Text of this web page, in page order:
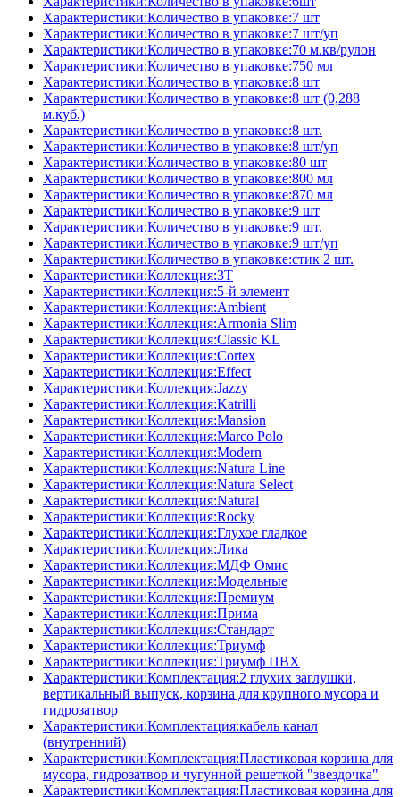
Характеристики:Количество в упаковке:7 шт
Характеристики:Количество в упаковке:7 шт/уп
Характеристики:Количество в упаковке:70 м.кв/рулон
Характеристики:Количество в упаковке:750 мл
Характеристики:Количество в упаковке:8 шт
Характеристики:Количество в упаковке:8 шт (0,288
м.куб.)
Характеристики:Количество в упаковке:8 шт.
Характеристики:Количество в упаковке:8 шт/уп
Характеристики:Количество в упаковке:80 шт
Характеристики:Количество в упаковке:800 мл
Характеристики:Количество в упаковке:870 мл
Характеристики:Количество в упаковке:9 шт
Характеристики:Количество в упаковке:9 шт.
Характеристики:Количество в упаковке:9 шт/уп
Характеристики:Количество в упаковке:стик 2 шт.
Характеристики:Коллекция:3T
Характеристики:Коллекция:5-й элемент
Характеристики:Коллекция:Ambient
Характеристики:Коллекция:Armonia Slim
Характеристики:Коллекция:Classic KL
Характеристики:Коллекция:Cortex
Характеристики:Коллекция:Effect
Характеристики:Коллекция:Jazzy
Характеристики:Коллекция:Katrilli
Характеристики:Коллекция:Mansion
Характеристики:Коллекция:Marco Polo
Характеристики:Коллекция:Modern
Характеристики:Коллекция:Natura Line
Характеристики:Коллекция:Natura Select
Характеристики:Коллекция:Natural
Характеристики:Коллекция:Rocky
Характеристики:Коллекция:Глухое гладкое
Характеристики:Коллекция:Лика
Характеристики:Коллекция:МДФ Омис
Характеристики:Коллекция:Модельные
Характеристики:Коллекция:Премиум
Характеристики:Коллекция:Прима
Характеристики:Коллекция:Стандарт
Характеристики:Коллекция:Триумф
Характеристики:Коллекция:Триумф ПВХ
Характеристики:Комплектация:2 глухих заглушки,
вертикальный выпуск, корзина для крупного мусора и
гидрозатвор
Характеристики:Комплектация:кабель канал
(внутренний)
Характеристики:Комплектация:Пластиковая корзина для
мусора, гидрозатвор и чугунной решеткой "звездочка"
Характеристики:Комплектация:Пластиковая корзина для